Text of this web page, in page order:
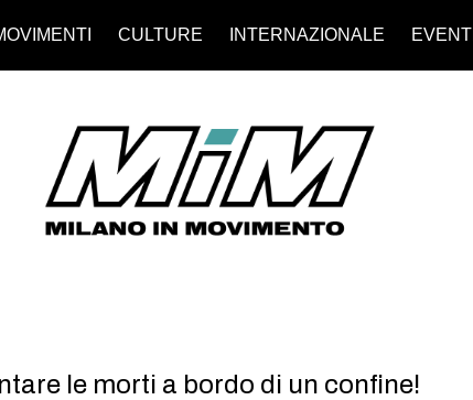
CULTURE INTERNAZIONALE EVENTI
le morti a bordo di un confine!